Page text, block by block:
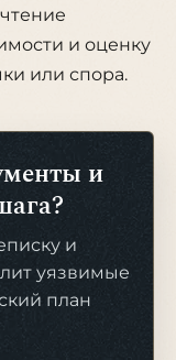
и оценку
или спора.
и
и
уязвимые
план